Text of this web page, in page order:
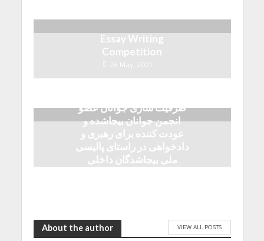
Essay Writing
Competition
26 May, 2021
ظرفیت سازی جوانان عضو
انجمن جوانان بیجاشده و
عودت کننده برای رهبری و
دادخواهی در راستای پالیسی
ملی بیجاشدگان داخلی
About the author VIEW ALL POSTS